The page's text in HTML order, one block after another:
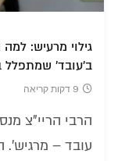
גילוי מרעיש:
ב'עובד' שמתפלל
9 דקות קריאה
הרבי הריי"צ
עובד –